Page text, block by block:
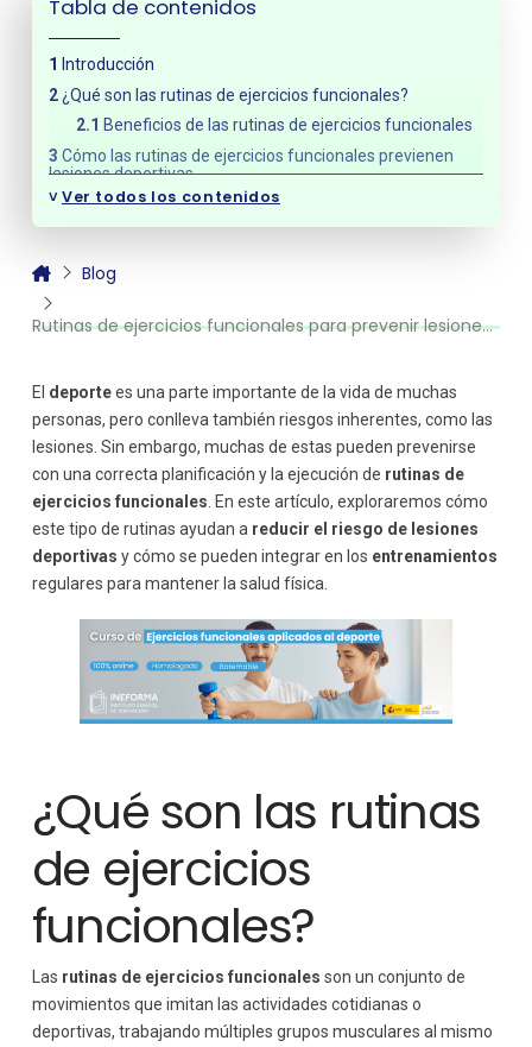
Tabla de contenidos
Introducción
¿Qué son las rutinas de ejercicios funcionales?
Beneficios de las rutinas de ejercicios funcionales
Cómo las rutinas de ejercicios funcionales previenen
lesiones deportivas
Mejora la estabilidad y el equilibrio
Aumento de la fuerza y flexibilidad muscular
prevenir lesiones
1. Sentadillas con salto
3. Plancha con rotación
4. Puente de glúteos
Consejos adicionales para prevenir lesiones deportivas
1. Calienta correctamente antes de cada sesión
2. Realiza estiramientos después de entrenar
3. Escucha a tu cuerpo
˅Ver todos los contenidos
Blog
Rutinas de ejercicios funcionales para prevenir lesiones deportivas
El deportees una parte importante de la vida de muchas
personas, pero conlleva también riesgos inherentes, como las
lesiones. Sin embargo, muchas de estas pueden prevenirse
con una correcta planificación y la ejecución de rutinas de
ejercicios funcionales . En este artículo, exploraremos cómo
este tipo de rutinas ayudan a reducir el riesgo de lesiones
deportivas y cómo se pueden integrar en los entrenamientos
regulares para mantener la salud física.
¿Qué son las rutinas
de ejercicios
funcionales?
Las rutinas de ejercicios funcionales son un conjunto de
movimientos que imitan las actividades cotidianas o
deportivas, trabajando múltiples grupos musculares al mismo